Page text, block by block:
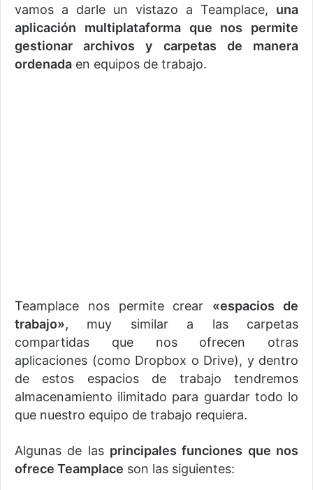
vamos a darle un vistazo a Teamplace, una
aplicación multiplataforma que nos permite
gestionar archivos y carpetas de manera
ordenada en equipos de trabajo.
Teamplace nos permite crear «espacios de
trabajo», muy similar a las carpetas
compartidas que nos ofrecen otras
aplicaciones (como Dropbox o Drive), y dentro
de estos espacios de trabajo tendremos
almacenamiento ilimitado para guardar todo lo
que nuestro equipo de trabajo requiera.
Algunas de las principales funciones que nos
ofrece Teamplace son las siguientes: